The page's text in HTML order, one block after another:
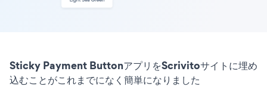
Sticky Payment ButtonアプリをScrivitoサイトに埋め
込むことがこれまでになく簡単になりました